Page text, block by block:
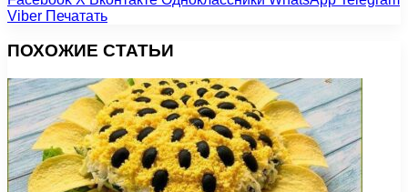
Viber Печатать
ПОХОЖИЕ СТАТЬИ